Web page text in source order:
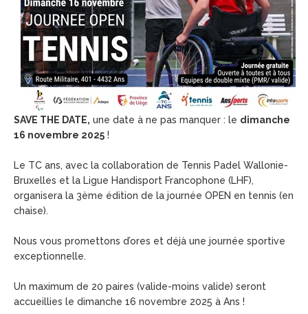
SAVE THE DATE, une date à ne pas manquer : le dimanche
16 novembre 2025 !
Le TC ans, avec la collaboration de Tennis Padel Wallonie-
Bruxelles et la Ligue Handisport Francophone (LHF),
organisera la 3ème édition de la journée OPEN en tennis (en
chaise).
Nous vous promettons d’ores et déjà une journée sportive
exceptionnelle.
Un maximum de 20 paires (valide-moins valide) seront
accueillies le dimanche 16 novembre 2025 à Ans !